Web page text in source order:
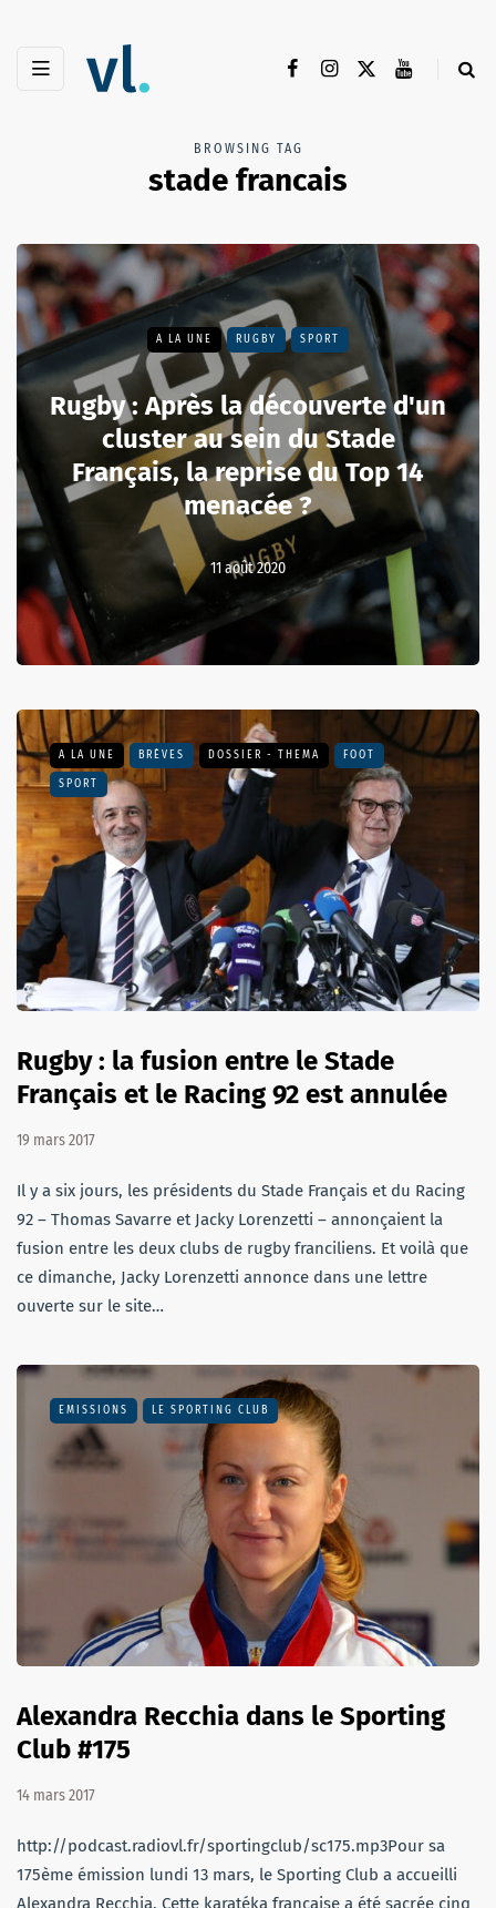
BROWSING TAG
stade francais
A LA UNE RUGBY SPORT
Rugby : Après la découverte d'un
cluster au sein du Stade
Français, la reprise du Top 14
menacée ?
11 août 2020
A LA UNE BRÈVES DOSSIER - THEMA FOOT
SPORT
Rugby : la fusion entre le Stade
Français et le Racing 92 est annulée
19 mars 2017
Il y a six jours, les présidents du Stade Français et du Racing
92 – Thomas Savarre et Jacky Lorenzetti – annonçaient la
fusion entre les deux clubs de rugby franciliens. Et voilà que
ce dimanche, Jacky Lorenzetti annonce dans une lettre
ouverte sur le site…
EMISSIONS LE SPORTING CLUB
Alexandra Recchia dans le Sporting
Club #175
14 mars 2017
http://podcast.radiovl.fr/sportingclub/sc175.mp3Pour sa
175ème émission lundi 13 mars, le Sporting Club a accueilli
Alexandra Recchia. Cette karatéka française a été sacrée cinq